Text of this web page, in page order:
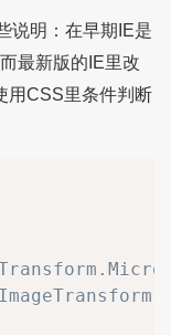
说明：在早期IE是
最新版的IE里改
用CSS里条件判断